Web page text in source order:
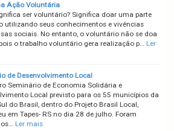
Ação Voluntária
ser voluntário? Significa doar uma parte
utilizando seus conhecimentos e vivências
sociais. No entanto, o voluntário não se doa
o trabalho voluntário gera realização p… Ler
de Desenvolvimento Local
Seminário de Economia Solidária e
Local previsto para os 55 municípios da
do Brasil, dentro do Projeto Brasil Local,
em Tapes- RS no dia 28 de julho. Foram
Ler mais